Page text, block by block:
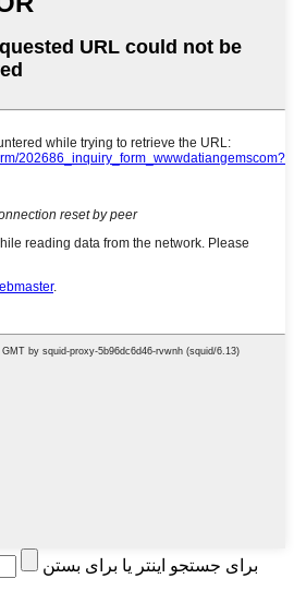
برای جستجو اینتر یا برای بستن